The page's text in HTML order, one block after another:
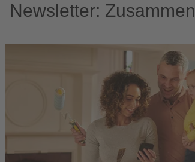
Newsletter: